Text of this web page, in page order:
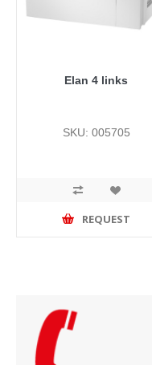
Elan 4 links
SKU: 005705
REQUEST